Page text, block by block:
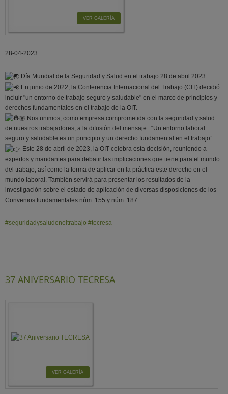
VER GALERÍA
28-04-2023
Día Mundial de la Seguridad y Salud en el trabajo 28 de abril 2023
En junio de 2022, la Conferencia Internacional del Trabajo (CIT) decidió
incluir "un entorno de trabajo seguro y saludable" en el marco de principios y
derechos fundamentales en el trabajo de la OIT.
Nos unimos, como empresa comprometida con la seguridad y salud
de nuestros trabajadores, a la difusión del mensaje : “Un entorno laboral
seguro y saludable es un principio y un derecho fundamental en el trabajo”
Este 28 de abril de 2023, la OIT celebra esta decisión, reuniendo a
expertos y mandantes para debatir las implicaciones que tiene para el mundo
del trabajo, así como la forma de aplicar en la práctica este derecho en el
mundo laboral. También servirá para presentar los resultados de la
investigación sobre el estado de aplicación de diversas disposiciones de los
Convenios fundamentales núm. 155 y núm. 187.
#seguridadysaludeneltrabajo #tecresa
37 ANIVERSARIO TECRESA
VER GALERÍA